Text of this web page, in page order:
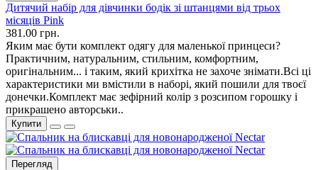
Дитячий набір для дівчинки бодік зі штанцями від трьох
місяців Pink
381.00 грн.
Яким має бути комплект одягу для маленької принцеси?
Практичним, натуральним, стильним, комфортним,
оригінальним... і таким, який крихітка не захоче знімати.Всі ці
характеристики ми вмістили в наборі, який пошили для твоєї
донечки.Комплект має зефірний колір з розсипом горошку і
прикрашено авторськи..
Купити
Перегляд